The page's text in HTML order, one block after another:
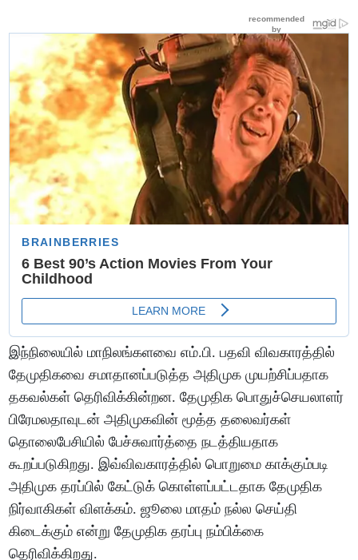
இந்நிலையில் மாநிலங்களவை எம்.பி. பதவி விவகாரத்தில்
தேமுதிகவை சமாதானப்படுத்த அதிமுக முயற்சிப்பதாக
தகவல்கள் தெரிவிக்கின்றன. தேமுதிக பொதுச்செயலாளர்
பிரேமலதாவுடன் அதிமுகவின் மூத்த தலைவர்கள்
தொலைபேசியில் பேச்சுவார்த்தை நடத்தியதாக
கூறப்படுகிறது. இவ்விவகாரத்தில் பொறுமை காக்கும்படி
அதிமுக தரப்பில் கேட்டுக் கொள்ளப்பட்டதாக தேமுதிக
நிர்வாகிகள் விளக்கம். ஜூலை மாதம் நல்ல செய்தி
கிடைக்கும் என்று தேமுதிக தரப்பு நம்பிக்கை
தெரிவிக்கிறது.